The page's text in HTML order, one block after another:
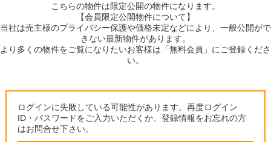
こちらの物件は限定公開の物件になります。
【会員限定公開物件について】
当社は売主様のプライバシー保護や価格未定などにより、一般公開がで
きない最新物件があります。
より多くの物件をご覧になりたいお客様は「無料会員」にご登録くださ
い。
ログインに失敗している可能性があります。再度ログイン
ID・パスワードをご入力いただくか、登録情報をお忘れの方
はお問合せ下さい。